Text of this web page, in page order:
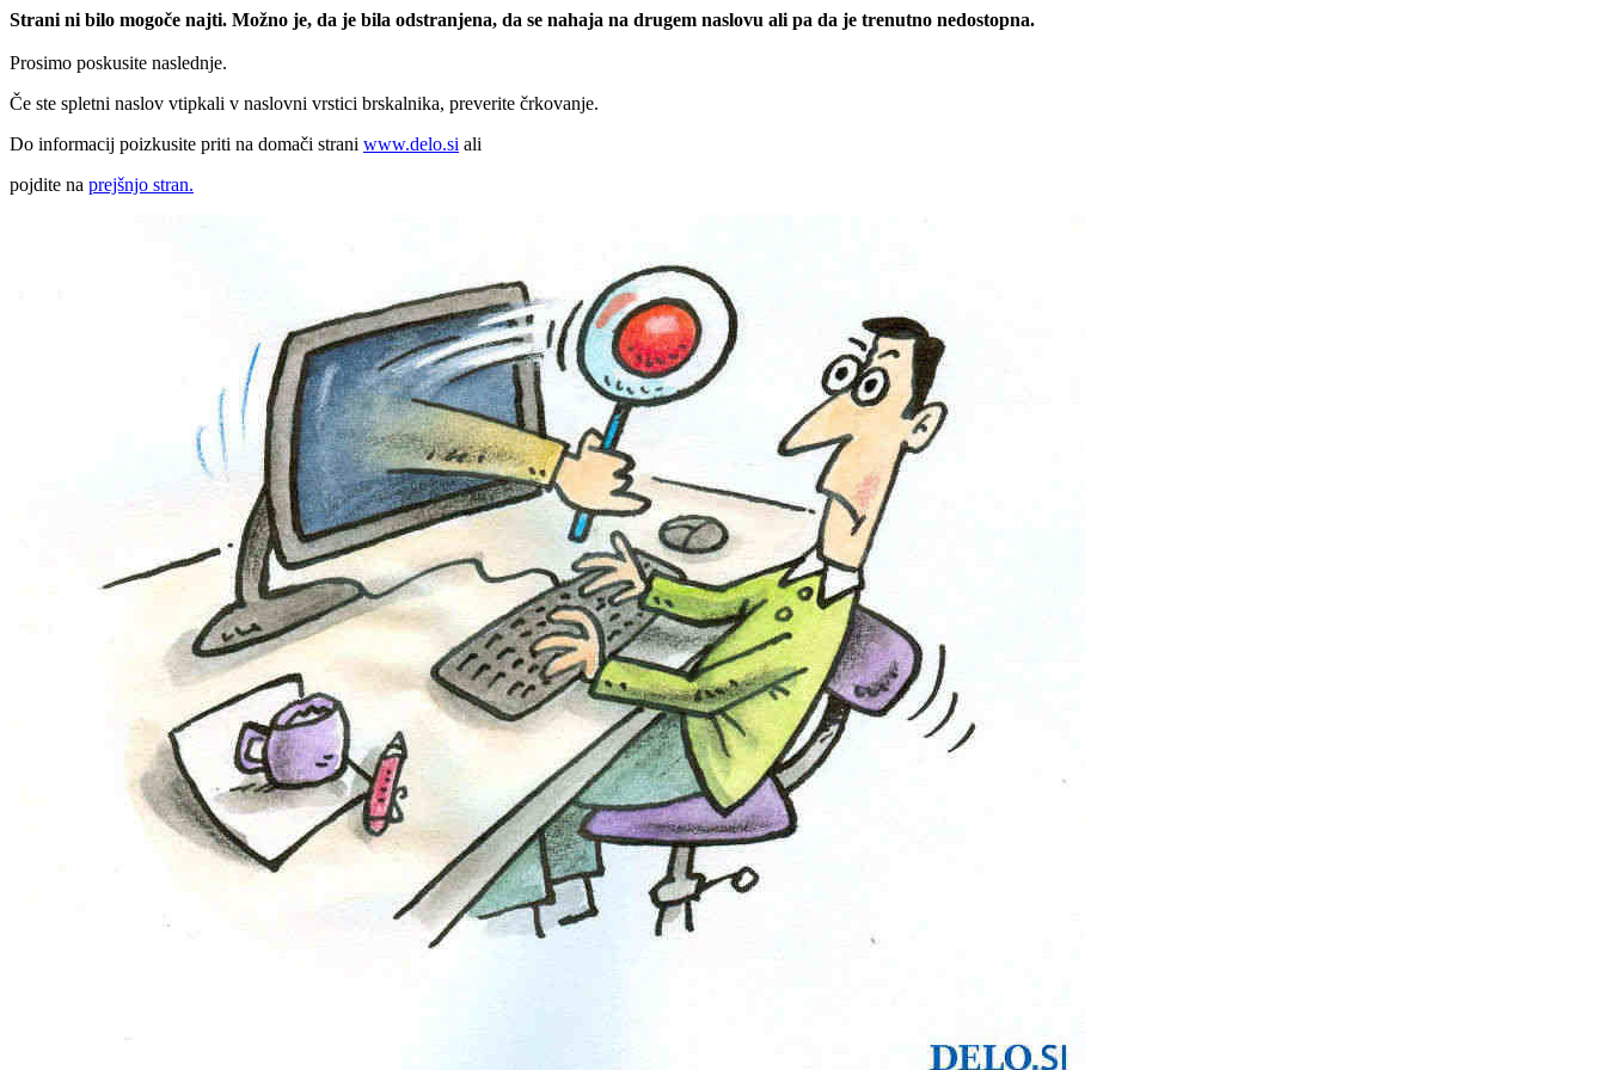
Strani ni bilo mogoče najti. Možno je, da je bila odstranjena, da se nahaja na drugem naslovu ali pa da je trenutno nedostopna.
Prosimo poskusite naslednje.
Če ste spletni naslov vtipkali v naslovni vrstici brskalnika, preverite črkovanje.
Do informacij poizkusite priti na domači strani www.delo.si ali
pojdite na prejšnjo stran.